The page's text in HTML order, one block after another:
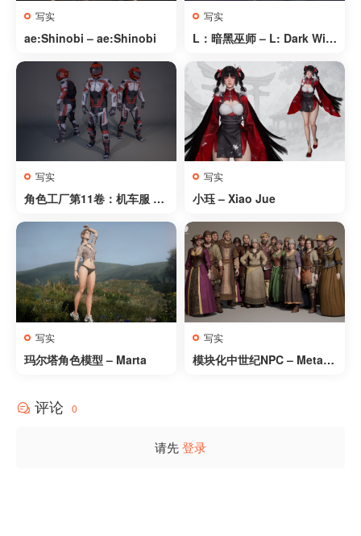
写实
ae:Shinobi – ae:Shinobi
写实
L：暗黑巫师 – L: Dark Wiz
写实
角色工厂第11卷：机车服 –
写实
小珏 – Xiao Jue
写实
玛尔塔角色模型 – Marta
写实
模块化中世纪NPC – Metah
评论 0
请先登录